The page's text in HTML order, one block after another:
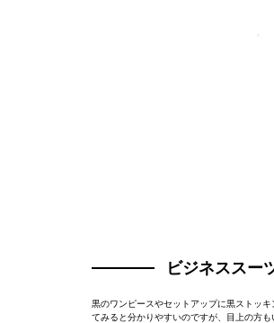
ビジネススー
黒のワンピースやセットアップに黒ストッ
てみると分かりやすいのですが、目上の方